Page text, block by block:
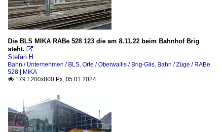
Die BLS MIKA RABe 528 123 die am 8.11.22 beim Bahnhof Brig
steht. 
Stefan H
Bahn / Unternehmen / BLS, Orte / Oberwallis / Brig-Glis, Bahn / Züge / RABe
528 | MIKA
 179 1200x800 Px, 05.01.2024